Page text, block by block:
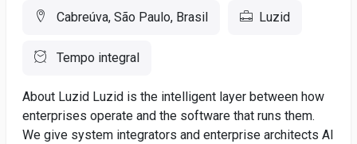
Cabreúva, São Paulo, Brasil Luzid
Tempo integral
About Luzid Luzid is the intelligent layer between how
enterprises operate and the software that runs them.
We give system integrators and enterprise architects AI